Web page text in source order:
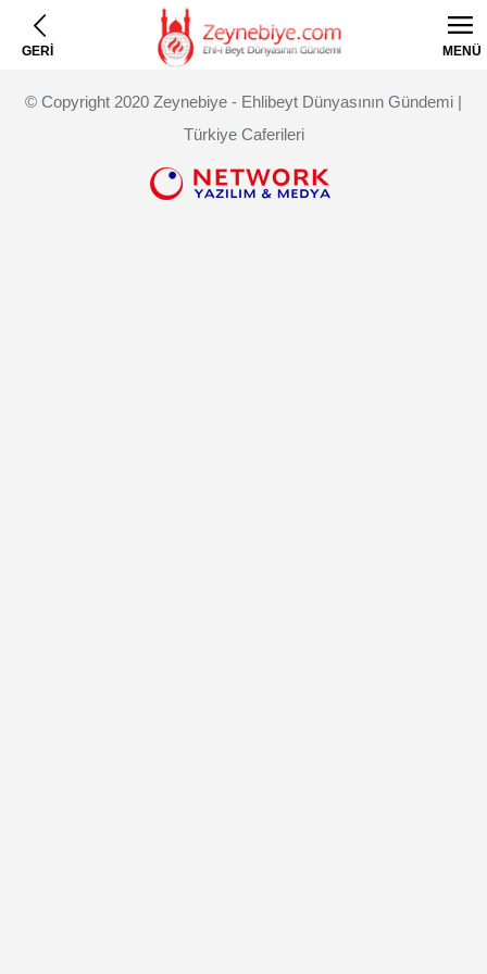
GERİ MENÜ
© Copyright 2020 Zeynebiye - Ehlibeyt Dünyasının Gündemi |
Türkiye Caferileri